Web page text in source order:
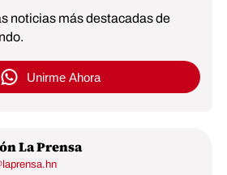
noticias más destacadas de
Unirme Ahora
La Prensa